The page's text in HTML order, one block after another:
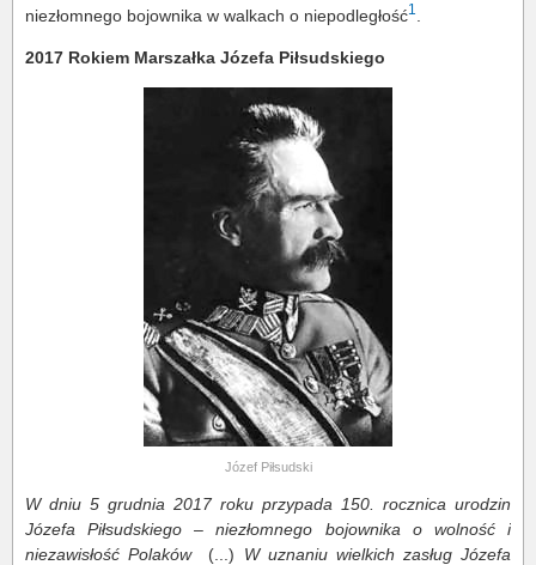
niezłomnego bojownika w walkach o niepodległość1
2017 Rokiem Marszałka Józefa Piłsudskiego
Józef Piłsudski
W dniu 5 grudnia 2017 roku przypada 150. rocznica urodzin
Józefa Piłsudskiego – niezłomnego bojownika o wolność i
niezawisłość Polaków
(...) W uznaniu wielkich zasług Józefa